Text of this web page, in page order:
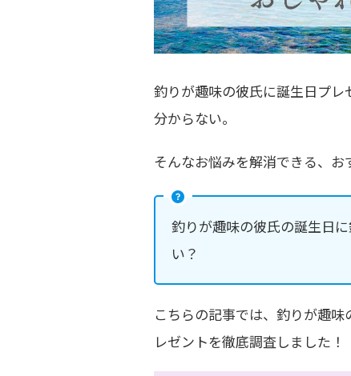
釣りが趣味の彼氏に誕生日プ
分からない。
そんなお悩みを解消できる、お
釣りが趣味の彼氏の誕生日
い？
こちらの記事では、釣りが趣
レゼントを徹底調査しました！